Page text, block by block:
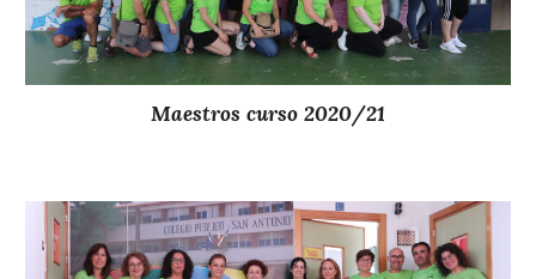
Maestros curso 2020/21